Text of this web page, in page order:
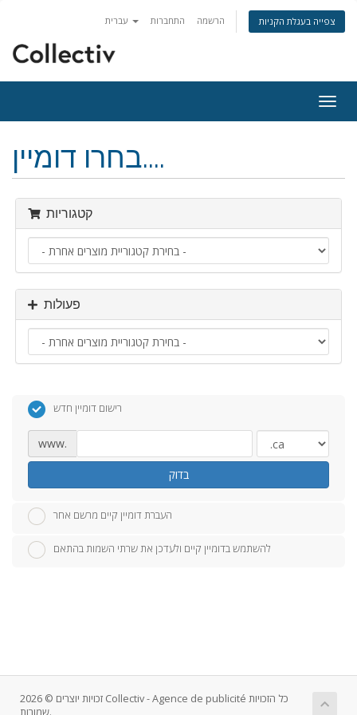
התחברות הרשמה צפייה בעגלת הקניות
ניווט
בחרו דומיין....
קטגוריות
פעולות
רישום דומיין חדש
www.
בדוק
העברת דומיין קיים מרשם אחר
להשתמש בדומיין קיים ולעדכן את שרתי השמות בהתאם
זכויות יוצרים © 2026 Collectiv - Agence de publicité כל הזכויות
שמורות.